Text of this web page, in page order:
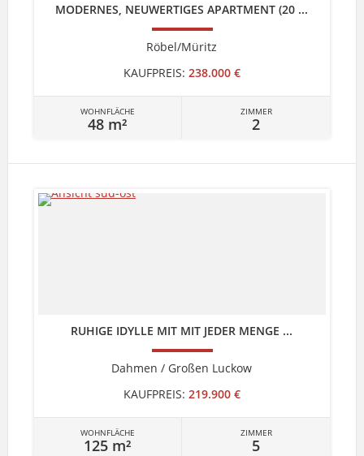
MODERNES, NEUWERTIGES APARTMENT (20 ...
Röbel/Müritz
KAUFPREIS: 238.000 €
WOHNFLÄCHE
48 m²
ZIMMER
2
RUHIGE IDYLLE MIT MIT JEDER MENGE ...
Dahmen / Großen Luckow
KAUFPREIS: 219.900 €
WOHNFLÄCHE
125 m²
ZIMMER
5